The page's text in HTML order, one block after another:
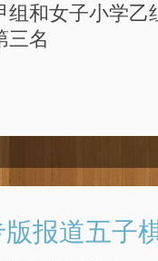
组和女子小学
三名
版报道五子